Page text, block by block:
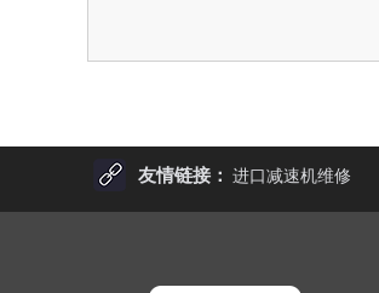
友情链接： 进口减速机维修